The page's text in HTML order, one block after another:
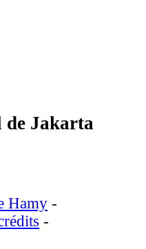
de Jakarta
Hamy -
-